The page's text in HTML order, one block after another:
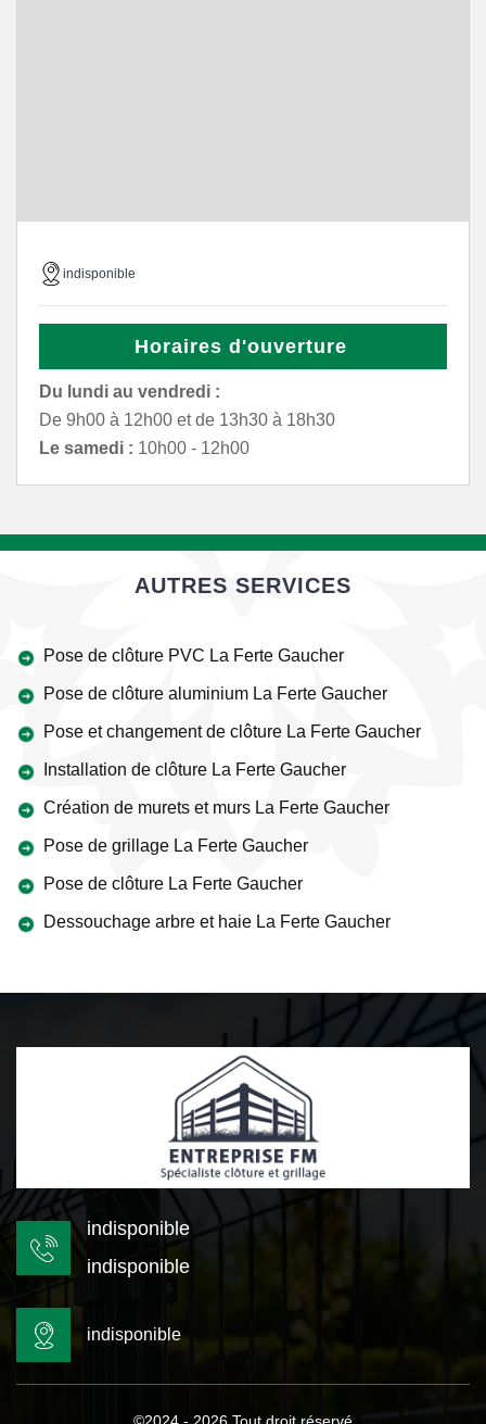
indisponible
Horaires d'ouverture
Du lundi au vendredi :
De 9h00 à 12h00 et de 13h30 à 18h30
Le samedi : 10h00 - 12h00
AUTRES SERVICES
Pose de clôture PVC La Ferte Gaucher
Pose de clôture aluminium La Ferte Gaucher
Pose et changement de clôture La Ferte Gaucher
Installation de clôture La Ferte Gaucher
Création de murets et murs La Ferte Gaucher
Pose de grillage La Ferte Gaucher
Pose de clôture La Ferte Gaucher
Dessouchage arbre et haie La Ferte Gaucher
indisponible
indisponible
indisponible